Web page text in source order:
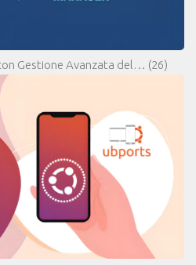
Gestione Avanzata del… (26)